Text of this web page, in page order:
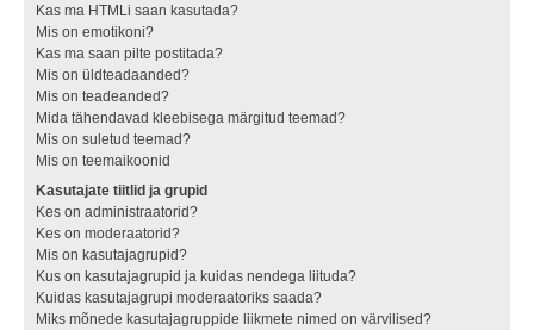
Kas ma HTMLi saan kasutada?
Mis on emotikoni?
Kas ma saan pilte postitada?
Mis on üldteadaanded?
Mis on teadeanded?
Mida tähendavad kleebisega märgitud teemad?
Mis on suletud teemad?
Mis on teemaikoonid
Kasutajate tiitlid ja grupid
Kes on administraatorid?
Kes on moderaatorid?
Mis on kasutajagrupid?
Kus on kasutajagrupid ja kuidas nendega liituda?
Kuidas kasutajagrupi moderaatoriks saada?
Miks mõnede kasutajagruppide liikmete nimed on värvilised?